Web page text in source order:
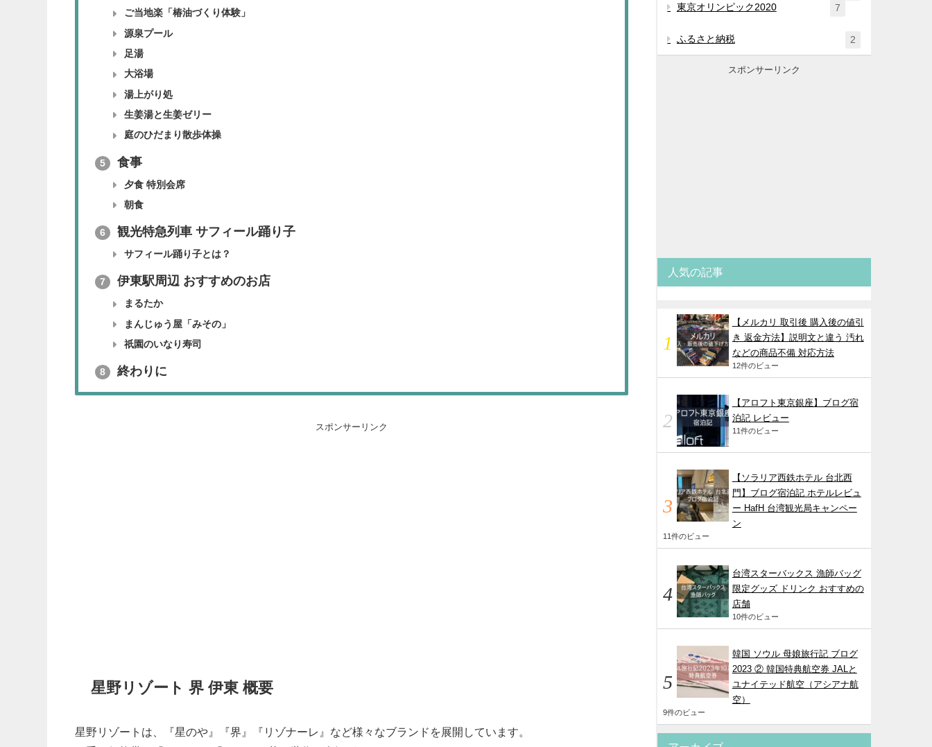
ご当地楽「椿油づくり体験」
源泉プール
足湯
大浴場
湯上がり処
生姜湯と生姜ゼリー
庭のひだまり散歩体操
5 食事
夕食 特別会席
朝食
6 観光特急列車 サフィール踊り子
サフィール踊り子とは？
7 伊東駅周辺 おすすめのお店
まるたか
まんじゅう屋「みその」
祇園のいなり寿司
8 終わりに
スポンサーリンク
星野リゾート 界 伊東 概要
星野リゾートは、『星のや』『界』『リゾナーレ』など様々なブランドを展開しています。
東京オリンピック2020
7
ふるさと納税 2
スポンサーリンク
人気の記事
【メルカリ 取引後 購入後の値引
き 返金方法】説明文と違う 汚れ
などの商品不備 対応方法
12件のビュー
【アロフト東京銀座】ブログ宿
泊記 レビュー
11件のビュー
【ソラリア西鉄ホテル 台北西
門】ブログ宿泊記 ホテルレビュ
ー HafH 台湾観光局キャンペー
ン
11件のビュー
台湾スターバックス 漁師バッグ
限定グッズ ドリンク おすすめの
店舗
10件のビュー
韓国 ソウル 母娘旅行記 ブログ
2023 ② 韓国特典航空券 JALと
ユナイテッド航空（アシアナ航
空）
9件のビュー